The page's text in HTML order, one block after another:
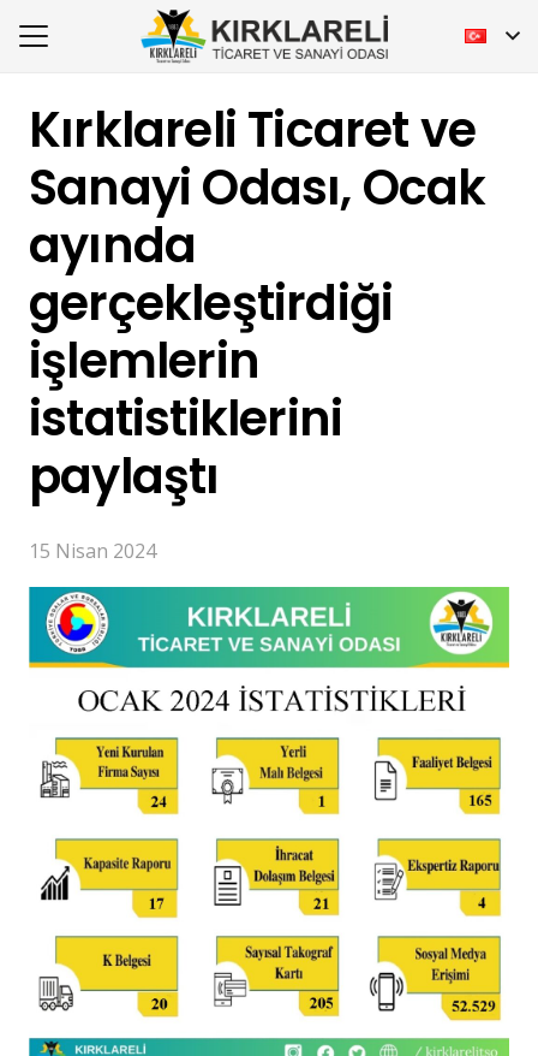
Kırklareli Ticaret ve
Sanayi Odası, Ocak
ayında
gerçekleştirdiği
işlemlerin
istatistiklerini
paylaştı
15 Nisan 2024